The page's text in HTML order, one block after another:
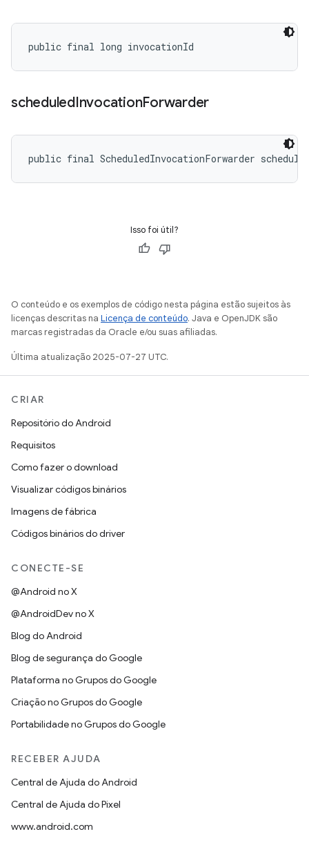
public final long invocationId
scheduledInvocationForwarder
public final ScheduledInvocationForwarder
Isso foi útil?
O conteúdo e os exemplos de código nesta página estão sujeitos às
licenças descritas na Licença de conteúdo. Java e OpenJDK são
marcas registradas da Oracle e/ou suas afiliadas.
Última atualização 2025-07-27 UTC.
CRIAR
Repositório do Android
Requisitos
Como fazer o download
Visualizar códigos binários
Imagens de fábrica
Códigos binários do driver
CONECTE-SE
@Android no X
@AndroidDev no X
Blog do Android
Blog de segurança do Google
Plataforma no Grupos do Google
Criação no Grupos do Google
Portabilidade no Grupos do Google
RECEBER AJUDA
Central de Ajuda do Android
Central de Ajuda do Pixel
www.android.com